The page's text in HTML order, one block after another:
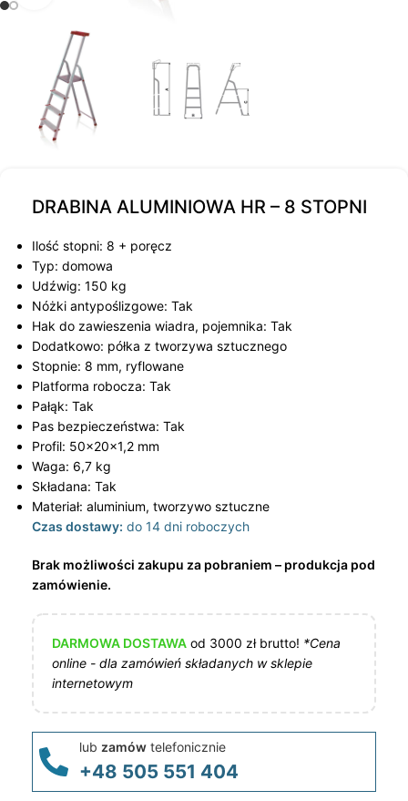
DRABINA ALUMINIOWA HR – 8 STOPNI
Ilość stopni: 8 + poręcz
Typ: domowa
Udźwig: 150 kg
Nóżki antypoślizgowe: Tak
Hak do zawieszenia wiadra, pojemnika: Tak
Dodatkowo: półka z tworzywa sztucznego
Stopnie: 8 mm, ryflowane
Platforma robocza: Tak
Pałąk: Tak
Pas bezpieczeństwa: Tak
Profil: 50x20x1,2 mm
Waga: 6,7 kg
Składana: Tak
Materiał: aluminium, tworzywo sztuczne
Czas dostawy: do 14 dni roboczych
Brak możliwości zakupu za pobraniem – produkcja pod
zamówienie.
DARMOWA DOSTAWA od 3000 zł brutto! *Cena
online - dla zamówień składanych w sklepie
internetowym
lub zamów telefonicznie
+48 505 551 404